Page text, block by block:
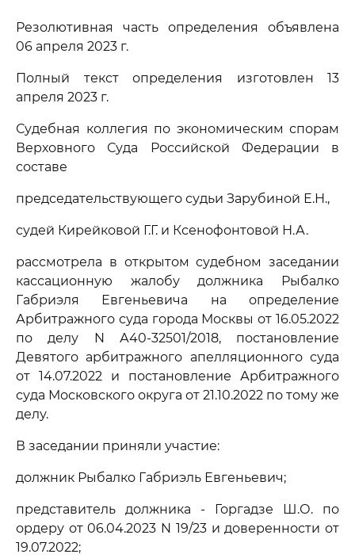
Резолютивная часть определения объявлена
06 апреля 2023 г.
Полный текст определения изготовлен 13
апреля 2023 г.
Судебная коллегия по экономическим спорам
Верховного Суда Российской Федерации в
составе
председательствующего судьи Зарубиной Е.Н.,
судей Кирейковой Г.Г. и Ксенофонтовой Н.А.
рассмотрела в открытом судебном заседании
кассационную жалобу должника Рыбалко
Габриэля Евгеньевича на определение
Арбитражного суда города Москвы от 16.05.2022
по делу N А40-32501/2018, постановление
Девятого арбитражного апелляционного суда
от 14.07.2022 и постановление Арбитражного
суда Московского округа от 21.10.2022 по тому же
делу.
В заседании приняли участие:
должник Рыбалко Габриэль Евгеньевич;
представитель должника - Горгадзе Ш.О. по
ордеру от 06.04.2023 N 19/23 и доверенности от
19.07.2022;